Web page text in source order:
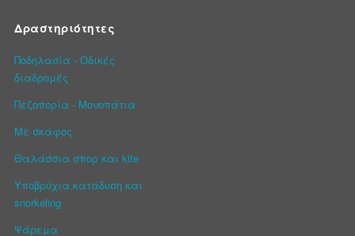
Δραστηριότητες
Ποδηλασία - Οδικές
διαδρομές
Πεζοπορία - Μονοπάτια
Με σκάφος
Θαλάσσια σπορ και kite
Υποβρύχια κατάδυση και
snorkeling
Ψάρεμα